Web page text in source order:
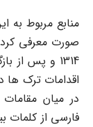
منابع مربوط به
صورت معرفی
1314 و پس
اقدامات ترک ها
در میان
فارسی از کلمات